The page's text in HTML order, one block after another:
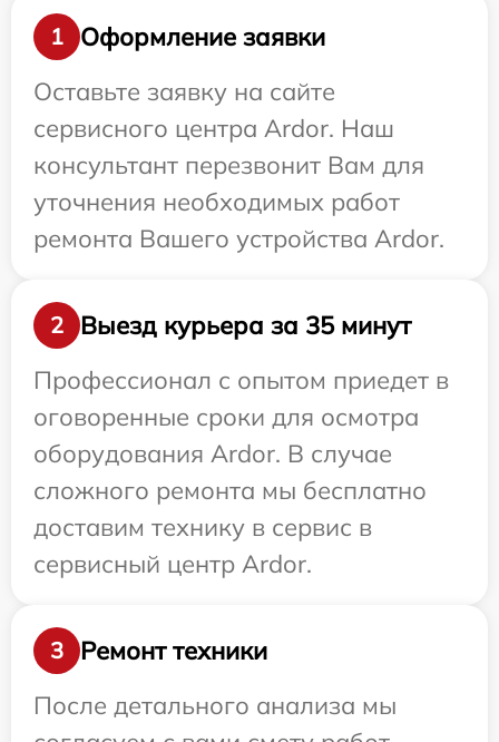
1
Оформление заявки
Оставьте заявку на сайте
сервисного центра Ardor. Наш
консультант перезвонит Вам для
уточнения необходимых работ
ремонта Вашего устройства Ardor.
2
Выезд курьера за 35 минут
Профессионал с опытом приедет в
оговоренные сроки для осмотра
оборудования Ardor. В случае
сложного ремонта мы бесплатно
доставим технику в сервис в
сервисный центр Ardor.
3
Ремонт техники
После детального анализа мы